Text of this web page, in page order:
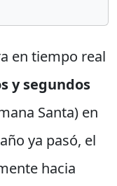
en tiempo real
y segundos
Santa) en
ya pasó, el
hacia